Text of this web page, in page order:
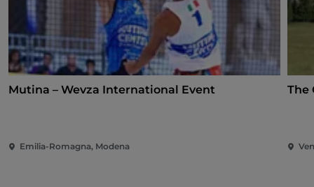
Mutina – Wevza International Event
Emilia-Romagna, Modena
The